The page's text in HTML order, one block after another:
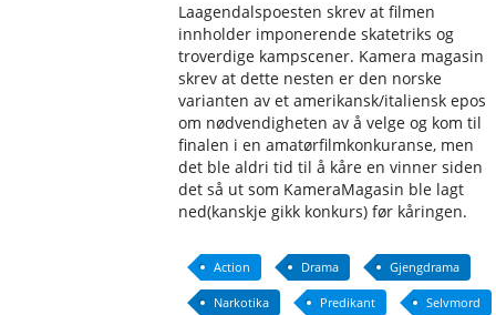
Laagendalspoesten skrev at filmen
innholder imponerende skatetriks og
troverdige kampscener. Kamera magasin
skrev at dette nesten er den norske
varianten av et amerikansk/italiensk epos
om nødvendigheten av å velge og kom til
finalen i en amatørfilmkonkuranse, men
det ble aldri tid til å kåre en vinner siden
det så ut som KameraMagasin ble lagt
ned(kanskje gikk konkurs) før kåringen.
Action Drama Gjengdrama
Narkotika Predikant Selvmord